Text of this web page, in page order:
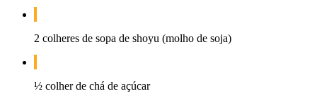
2 colheres de sopa de shoyu (molho de soja)
½ colher de chá de açúcar